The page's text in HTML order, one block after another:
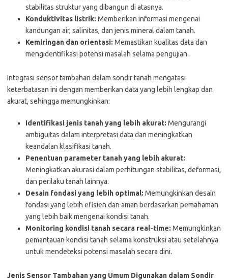
stabilitas struktur yang dibangun di atasnya.
Konduktivitas listrik: Memberikan informasi mengenai
kandungan air, salinitas, dan jenis mineral dalam tanah.
Kemiringan dan orientasi: Memastikan kualitas data dan
mengidentifikasi potensi masalah selama pengujian.
Integrasi sensor tambahan dalam sondir tanah mengatasi
keterbatasan ini dengan memberikan data yang lebih lengkap dan
akurat, sehingga memungkinkan:
Identifikasi jenis tanah yang lebih akurat: Mengurangi
ambiguitas dalam interpretasi data dan meningkatkan
keandalan klasifikasi tanah.
Penentuan parameter tanah yang lebih akurat:
Meningkatkan akurasi dalam perhitungan stabilitas, deformasi,
dan perilaku tanah lainnya.
Desain fondasi yang lebih optimal: Memungkinkan desain
fondasi yang lebih efisien dan aman berdasarkan pemahaman
yang lebih baik mengenai kondisi tanah.
Monitoring kondisi tanah secara real-time: Memungkinkan
pemantauan kondisi tanah selama konstruksi atau setelahnya
untuk mendeteksi potensi masalah secara dini.
Jenis Sensor Tambahan yang Umum Digunakan dalam Sondir